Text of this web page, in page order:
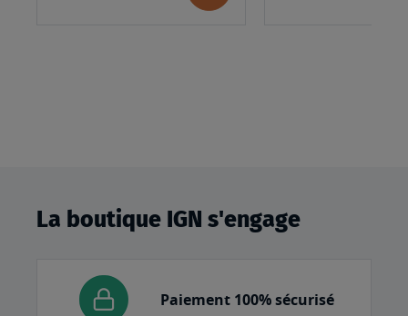
La boutique IGN s'engage
Paiement 100% sécurisé